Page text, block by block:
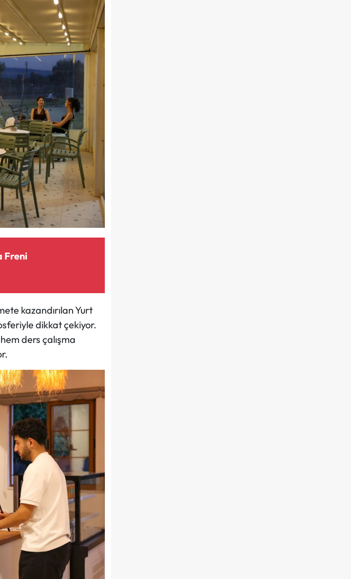
Freni
kazandırılan Yurt
dikkat çekiyor.
ders çalışma